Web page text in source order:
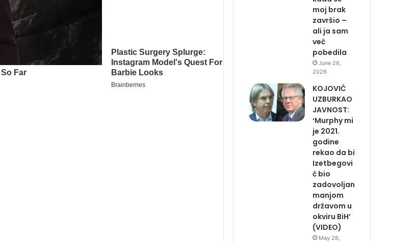
moj brak
završio –
ali ja sam
već
pobedila
June 26,
2026
KOJOVIĆ
UZBURKAO
JAVNOST:
‘Murphy mi
je 2021.
godine
rekao da bi
Izetbegovi
ć bio
zadovoljan
manjom
državom u
okviru BiH’
(VIDEO)
May 28,